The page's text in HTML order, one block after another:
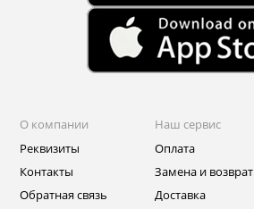
О компании
Реквизиты
Контакты
Обратная связь
Наш сервис
Оплата
Замена и возврат
Доставка